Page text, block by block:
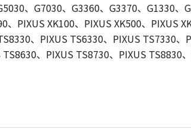
、G7030、G3360、G3370、G1330
、PIXUS XK100、PIXUS XK500、PIXUS
、PIXUS TS6330、PIXUS TS7330
、PIXUS TS8730、PIXUS TS8830